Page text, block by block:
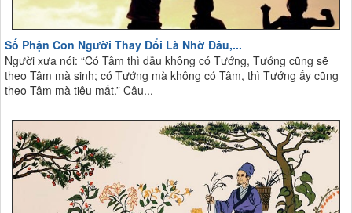
Số Phận Con Người Thay Đổi Là Nhờ Đâu,...
Người xưa nói: “Có Tâm thì dẫu không có Tướng, Tướng cũng sẽ
theo Tâm mà sinh; có Tướng mà không có Tâm, thì Tướng ấy cũng
theo Tâm mà tiêu mất.” Câu...